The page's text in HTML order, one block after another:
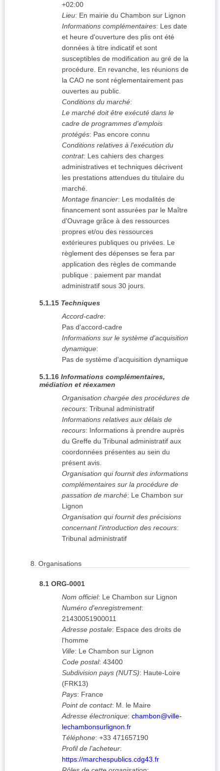
+02:00
Lieu: En mairie du Chambon sur Lignon
Informations complémentaires: Les date
et heure d'ouverture des plis ont été
données à titre indicatif et sont
susceptibles de modification au gré de la
procédure. En revanche, les réunions de
la CAO ne sont réglementairement pas
ouvertes au public.
Conditions du marché:
Le marché doit être exécuté dans le
cadre de programmes d'emplois
protégés: Pas encore connu
Conditions relatives à l'exécution du
contrat: Les cahiers des charges
administratives et techniques décrivent
les prestations attendues du titulaire du
marché.
Montage financier: Les modalités de
financement sont assurées par le Maître
d'Ouvrage grâce à des ressources
propres et/ou des ressources
extérieures publiques ou privées. Le
règlement des dépenses se fera par
application des règles de commande
publique : paiement par mandat
administratif sous 30 jours.
5.1.15 Techniques
Accord-cadre:
Pas d'accord-cadre
Informations sur le système d'acquisition
dynamique:
Pas de système d'acquisition dynamique
5.1.16 Informations complémentaires,
médiation et réexamen
Organisation chargée des procédures de
recours: Tribunal administratif
Informations relatives aux délais de
recours: Informations à prendre auprès
du Greffe du Tribunal administratif aux
coordonnées présentes au sein du
présent avis.
Organisation qui fournit des informations
complémentaires sur la procédure de
passation de marché: Le Chambon sur
Lignon
Organisation qui fournit des précisions
concernant l'introduction des recours:
Tribunal administratif
8. Organisations
8.1 ORG-0001
Nom officiel: Le Chambon sur Lignon
Numéro d'enregistrement:
21430051900011
Adresse postale: Espace des droits de
l'homme
Ville: Le Chambon sur Lignon
Code postal: 43400
Subdivision pays (NUTS): Haute-Loire
(FRK13)
Pays: France
Point de contact: M. le Maire
Adresse électronique: chambon@ville-
lechambonsurlignon.fr
Téléphone: +33 471657190
Profil de l'acheteur:
https://marchespublics.cdg43.fr